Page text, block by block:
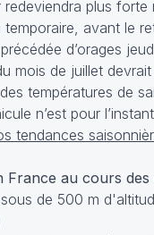
plus forte
avant le
d’orages
mois de juillet
températures de
n’est pour
tendances
France au cours des
de 500 m